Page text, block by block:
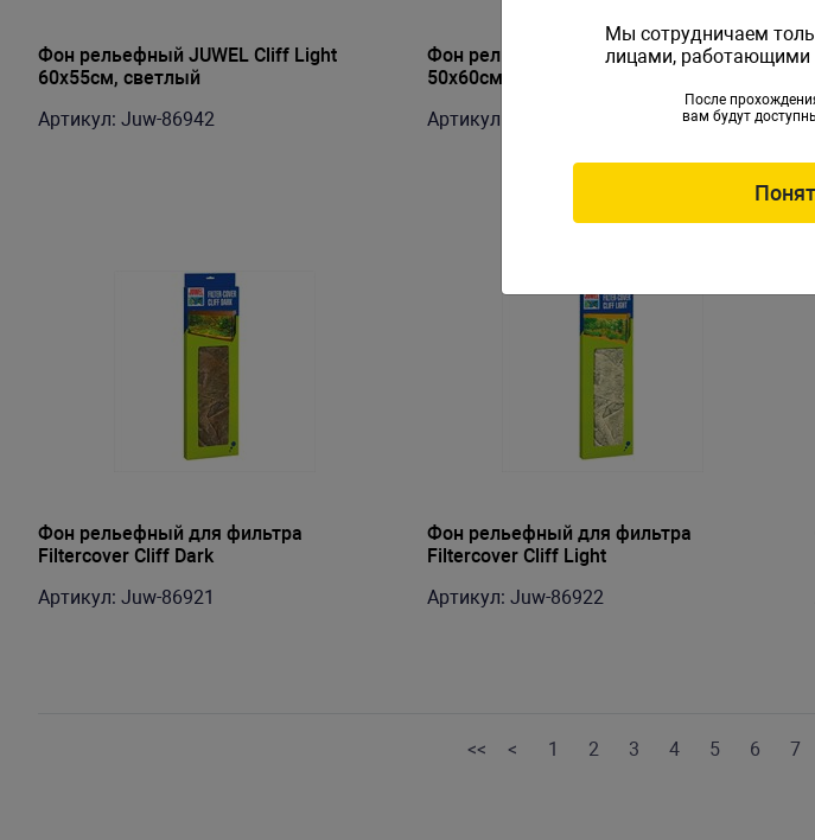
Фон рельефный JUWEL Cliff Light
60х55см, светлый
Артикул: Juw-86942
Фон рельефный JUWEL STR600
50х60см
Артикул: Juw-86910
Фон рельефный для фильтра
Filtercover Cliff Dark
Артикул: Juw-86921
Фон рельефный для фильтра
Filtercover Cliff Light
Артикул: Juw-86922
<< < 1 2 3 4 5 6 7
Мы сотрудничаем
лицами, работающими
После
вам будут